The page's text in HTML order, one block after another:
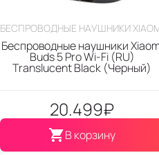
БЕСПРОВОДНЫЕ НАУШНИКИ
Беспроводные наушники
Buds 5 Pro Wi-Fi (RU)
Translucent Black (Черный)
20.499₽
В корзину